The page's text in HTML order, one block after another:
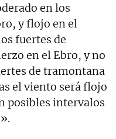
en los
y flojo en el
fuertes de
en el Ebro, y no
de tramontana
el viento será flojo
posibles intervalos